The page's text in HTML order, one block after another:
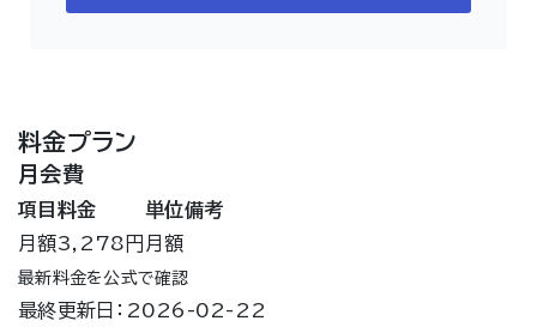
料金プラン
月会費
項目 料金 単位備考
月額3,278円 月額
最新料金を公式で確認
最終更新日：2026-02-22